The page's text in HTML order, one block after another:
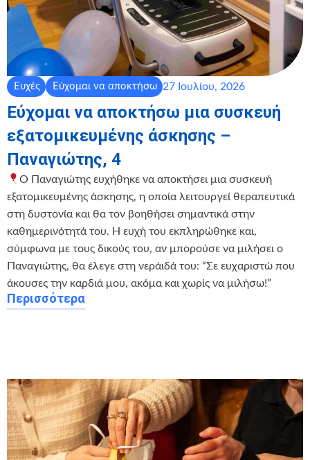
Ευχές Εύχομαι να αποκτήσω 27 Ιουλίου, 2026
Εύχομαι να αποκτήσω μια συσκευή
εξατομικευμένης άσκησης –
Παναγιώτης, 4
Ο Παναγιώτης ευχήθηκε να αποκτήσει μια συσκευή
εξατομικευμένης άσκησης, η οποία λειτουργεί θεραπευτικά
στη δυστονία και θα τον βοηθήσει σημαντικά στην
καθημερινότητά του. Η ευχή του εκπληρώθηκε και,
σύμφωνα με τους δικούς του, αν μπορούσε να μιλήσει ο
Παναγιώτης, θα έλεγε στη νεράιδά του: “Σε ευχαριστώ που
άκουσες την καρδιά μου, ακόμα και χωρίς να μιλήσω!”
Περισσότερα